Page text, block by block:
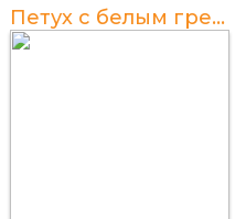
Петух с белым гребнем - удивительная порода птицы